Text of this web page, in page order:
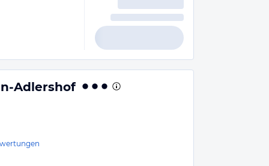
Adlershof